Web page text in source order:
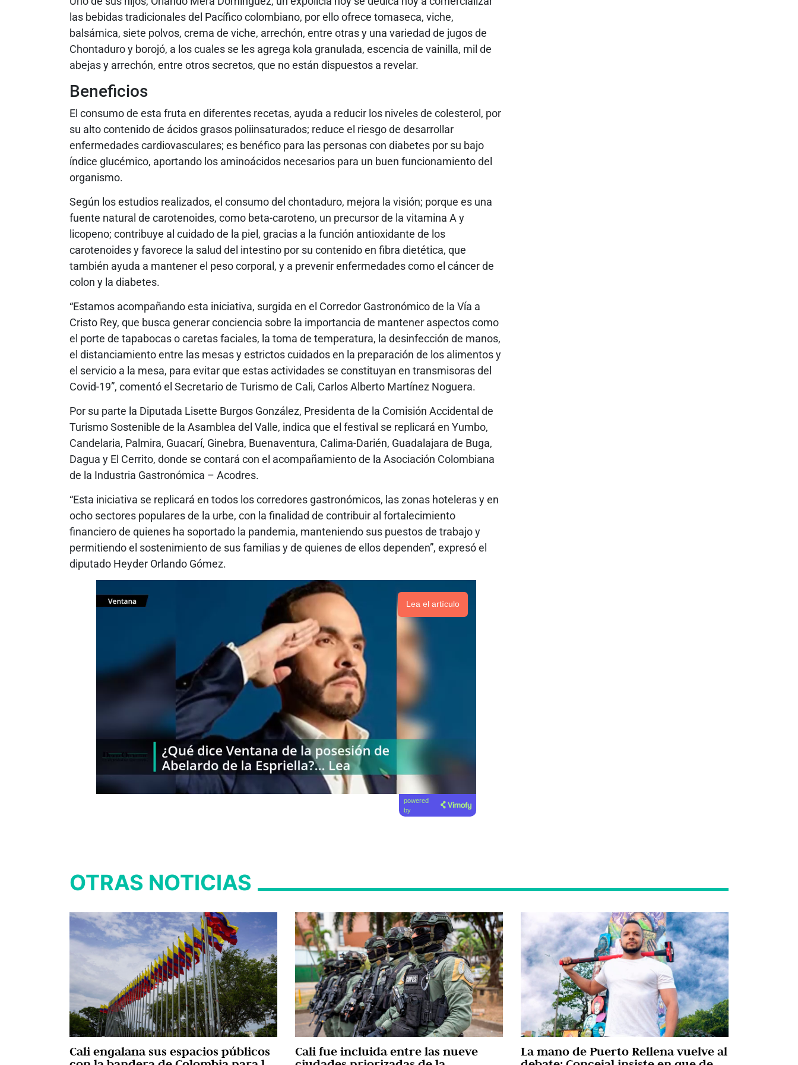
las bebidas tradicionales del Pacífico colombiano, por ello ofrece tomaseca, viche,
balsámica, siete polvos, crema de viche, arrechón, entre otras y una variedad de jugos de
Chontaduro y borojó, a los cuales se les agrega kola granulada, escencia de vainilla, mil de
abejas y arrechón, entre otros secretos, que no están dispuestos a revelar.
Beneficios
El consumo de esta fruta en diferentes recetas, ayuda a reducir los niveles de colesterol, por
su alto contenido de ácidos grasos poliinsaturados; reduce el riesgo de desarrollar
enfermedades cardiovasculares; es benéfico para las personas con diabetes por su bajo
índice glucémico, aportando los aminoácidos necesarios para un buen funcionamiento del
organismo.
Según los estudios realizados, el consumo del chontaduro, mejora la visión; porque es una
fuente natural de carotenoides, como beta-caroteno, un precursor de la vitamina A y
licopeno; contribuye al cuidado de la piel, gracias a la función antioxidante de los
carotenoides y favorece la salud del intestino por su contenido en fibra dietética, que
también ayuda a mantener el peso corporal, y a prevenir enfermedades como el cáncer de
colon y la diabetes.
“Estamos acompañando esta iniciativa, surgida en el Corredor Gastronómico de la Vía a
Cristo Rey, que busca generar conciencia sobre la importancia de mantener aspectos como
el porte de tapabocas o caretas faciales, la toma de temperatura, la desinfección de manos,
el distanciamiento entre las mesas y estrictos cuidados en la preparación de los alimentos y
el servicio a la mesa, para evitar que estas actividades se constituyan en transmisoras del
Covid-19”, comentó el Secretario de Turismo de Cali, Carlos Alberto Martínez Noguera.
Por su parte la Diputada Lisette Burgos González, Presidenta de la Comisión Accidental de
Turismo Sostenible de la Asamblea del Valle, indica que el festival se replicará en Yumbo,
Candelaria, Palmira, Guacarí, Ginebra, Buenaventura, Calima-Darién, Guadalajara de Buga,
Dagua y El Cerrito, donde se contará con el acompañamiento de la Asociación Colombiana
de la Industria Gastronómica – Acodres.
“Esta iniciativa se replicará en todos los corredores gastronómicos, las zonas hoteleras y en
ocho sectores populares de la urbe, con la finalidad de contribuir al fortalecimiento
financiero de quienes ha soportado la pandemia, manteniendo sus puestos de trabajo y
permitiendo el sostenimiento de sus familias y de quienes de ellos dependen”, expresó el
diputado Heyder Orlando Gómez.
Lea el artículo
powered
by
OTRAS NOTICIAS
Cali engalana sus espacios públicos
Cali fue incluida entre las nueve
La mano de Puerto Rellena vuelve al